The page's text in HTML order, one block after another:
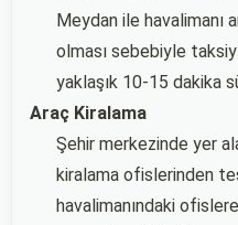
Meydan ile havalimanı
olması sebebiyle
yaklaşık 10-15 dakika
Araç Kiralama
Şehir merkezinde yer
kiralama ofislerinden
havalimanındaki